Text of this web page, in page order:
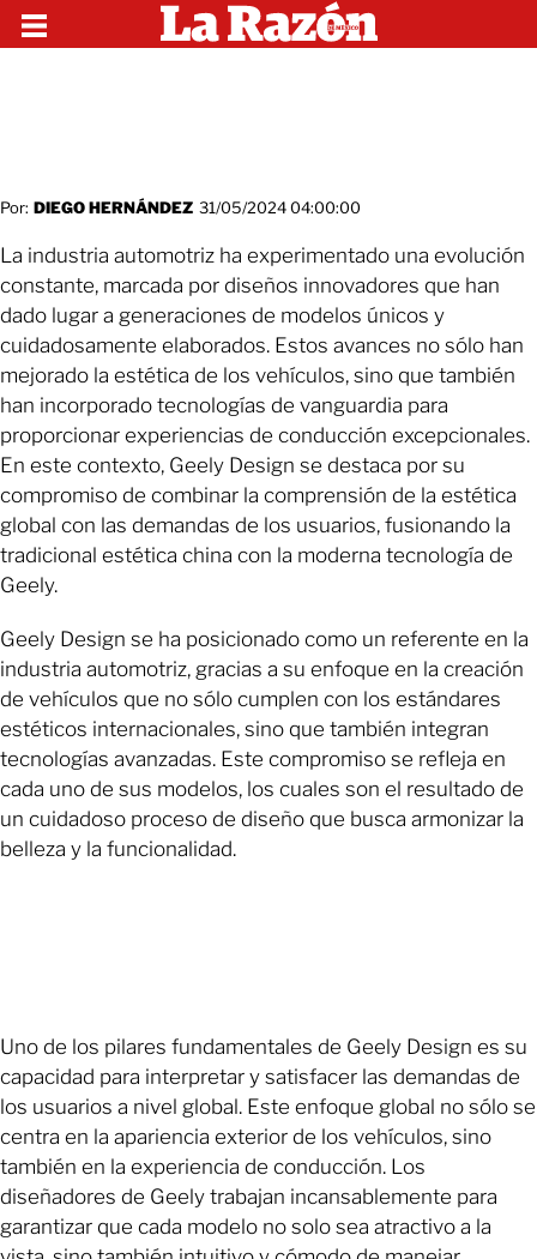
Por: DIEGO HERNÁNDEZ 31/05/2024 04:00:00
La industria automotriz ha experimentado una evolución
constante, marcada por diseños innovadores que han
dado lugar a generaciones de modelos únicos y
cuidadosamente elaborados. Estos avances no sólo han
mejorado la estética de los vehículos, sino que también
han incorporado tecnologías de vanguardia para
proporcionar experiencias de conducción excepcionales.
En este contexto, Geely Design se destaca por su
compromiso de combinar la comprensión de la estética
global con las demandas de los usuarios, fusionando la
tradicional estética china con la moderna tecnología de
Geely.
Geely Design se ha posicionado como un referente en la
industria automotriz, gracias a su enfoque en la creación
de vehículos que no sólo cumplen con los estándares
estéticos internacionales, sino que también integran
tecnologías avanzadas. Este compromiso se refleja en
cada uno de sus modelos, los cuales son el resultado de
un cuidadoso proceso de diseño que busca armonizar la
belleza y la funcionalidad.
Uno de los pilares fundamentales de Geely Design es su
capacidad para interpretar y satisfacer las demandas de
los usuarios a nivel global. Este enfoque global no sólo se
centra en la apariencia exterior de los vehículos, sino
también en la experiencia de conducción. Los
diseñadores de Geely trabajan incansablemente para
garantizar que cada modelo no solo sea atractivo a la